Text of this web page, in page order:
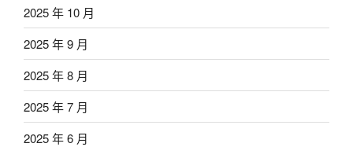
2025 年 10 月
2025 年 9 月
2025 年 8 月
2025 年 7 月
2025 年 6 月